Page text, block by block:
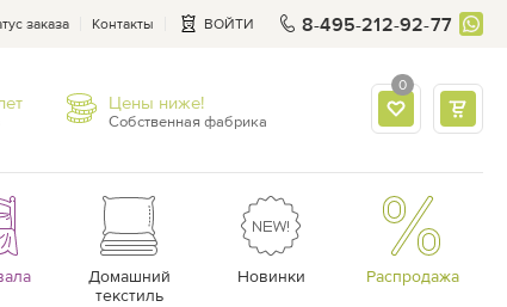
заказа Контакты ВОЙТИ 8-495-212-92-77
Цены ниже!
Собственная фабрика
0
Домашний
текстиль
Новинки Распродажа